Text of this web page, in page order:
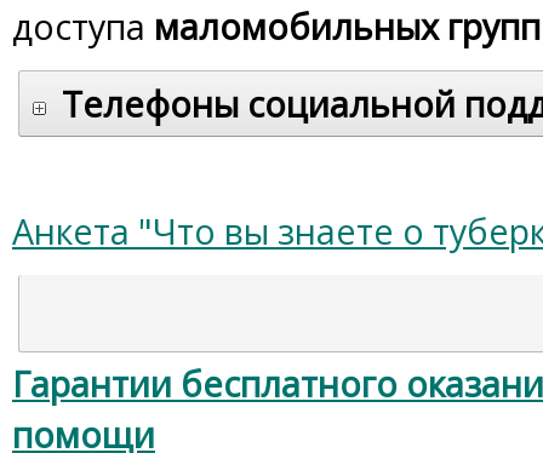
доступа маломобильных
Телефоны социальной
Анкета "Что вы знаете о
Гарантии бесплатного
помощи